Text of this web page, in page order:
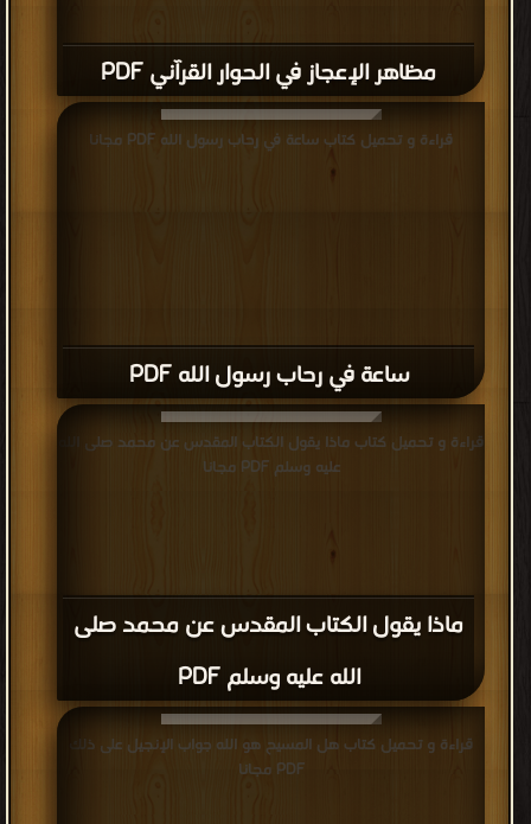
مظاهر الإعجاز في الحوار القرآني PDF
ساعة في رحاب رسول الله PDF
قراءة و تحميل كتاب ساعة في رحاب رسول الله PDF مجانا
ماذا يقول الكتاب المقدس عن محمد صلى
الله عليه وسلم PDF
قراءة و تحميل كتاب ماذا يقول الكتاب المقدس عن محمد صلى الله
عليه وسلم PDF مجانا
قراءة و تحميل كتاب هل المسيح هو الله جواب الإنجيل على ذلك
PDF مجانا